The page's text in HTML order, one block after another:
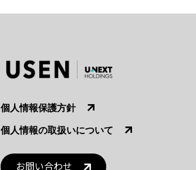
個人情報保護方針
個人情報の取扱いについて
お問い合わせ